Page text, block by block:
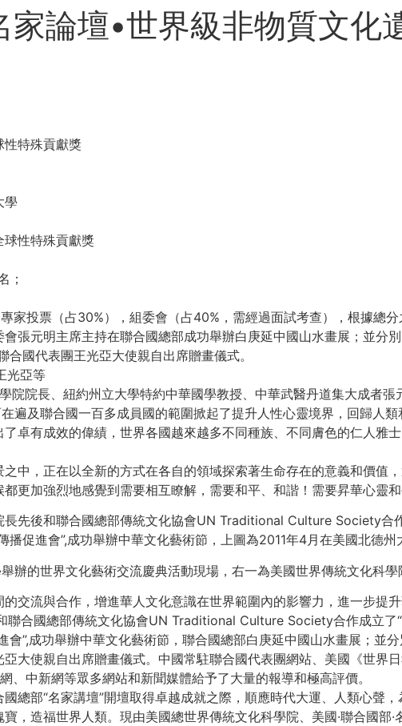
家論壇•世界級非物質文化
性特殊貢獻獎
學
球性特殊貢獻獎
；
家投票（占30%），組委會（占40%，需經過面試考查），根據總分
張元明主席主持在聯合國總部成功舉辦白庚延中國山水畫展；並分
國代表團王光亞大使親自出席贈畫儀式。
光亞等
院院長、紐約州立大學特約中華國學教授、中華武醫丹道集大成者
遍及聯合國一百多成員國的範圍掀起了提升人性心靈境界，回歸人
卓有成效的偉績，世界各國越來越多不同種族、不同膚色的仁人雅
中，正在以全新的方式在各自的領域探索著生命存在的意義和價值
更加強烈地感覺到需要相互瞭解，需要和平、和諧！需要昇華心靈和
先後和聯合國總部傳統文化協會UN Traditional Culture Society合
促進會”,成功舉辦中華文化藝術節，上圖為2011年4月在美國北德州
辦的世界文化藝術交流慶典活動現場，右一為美國世界傳統文化科學
交流與合作，增進華人文化意識在世界範圍內的影響力，進一步提
聯合國總部傳統文化協會UN Traditional Culture Society合作成立了
會”,成功舉辦中華文化藝術節，聯合國總部白庚延中國山水畫展；並
大使親自出席贈畫儀式。中國常駐聯合國代表團網站、美國《世界日
中新網等眾多網站和新聞媒體給予了大量的報導和極高評價。
總部“名家講壇”開壇取得卓越成就之際，順應時代大運、人類心聲
，造福世界人類。現由美國總世界傳統文化科學院、美國·聯合國部